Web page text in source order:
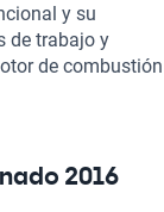
y su
de trabajo y
de combustión
de 105 caballos
cada 100
con un
2016